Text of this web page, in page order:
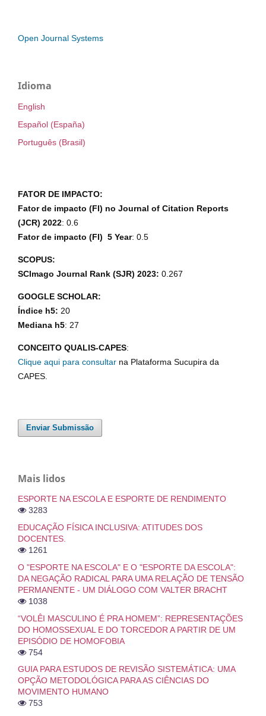
Open Journal Systems
Idioma
English
Español (España)
Português (Brasil)
FATOR DE IMPACTO:
Fator de impacto (FI) no Journal of Citation Reports
(JCR) 2022: 0.6
Fator de impacto (FI) 5 Year: 0.5
SCOPUS:
SCImago Journal Rank (SJR) 2023: 0.267
GOOGLE SCHOLAR:
Índice h5: 20
Mediana h5: 27
CONCEITO QUALIS-CAPES:
Clique aqui para consultar na Plataforma Sucupira da
CAPES.
Enviar Submissão
Mais lidos
ESPORTE NA ESCOLA E ESPORTE DE RENDIMENTO
3283
EDUCAÇÃO FÍSICA INCLUSIVA: ATITUDES DOS
DOCENTES.
1261
O "ESPORTE NA ESCOLA" E O "ESPORTE DA ESCOLA":
DA NEGAÇÃO RADICAL PARA UMA RELAÇÃO DE TENSÃO
PERMANENTE - UM DIÁLOGO COM VALTER BRACHT
1038
“VOLÊI MASCULINO É PRA HOMEM”: REPRESENTAÇÕES
DO HOMOSSEXUAL E DO TORCEDOR A PARTIR DE UM
EPISÓDIO DE HOMOFOBIA
754
GUIA PARA ESTUDOS DE REVISÃO SISTEMÁTICA: UMA
OPÇÃO METODOLÓGICA PARA AS CIÊNCIAS DO
MOVIMENTO HUMANO
753